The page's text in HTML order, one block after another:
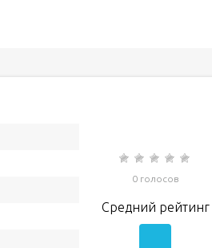
0 голосов
Средний рейтинг